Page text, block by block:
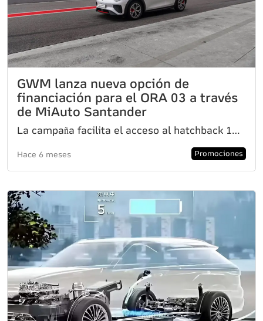
GWM lanza nueva opción de
financiación para el ORA 03 a través
de MiAuto Santander
La campaña facilita el acceso al hatchback 100% eléctrico con un plan para financiar el 50% del valo
Hace 6 meses Promociones